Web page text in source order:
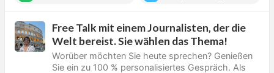
Free Talk mit einem Journalisten, der die
Welt bereist. Sie wählen das Thema!
Worüber möchten Sie heute sprechen? Genießen
Sie ein zu 100 % personalisiertes Gespräch. Als